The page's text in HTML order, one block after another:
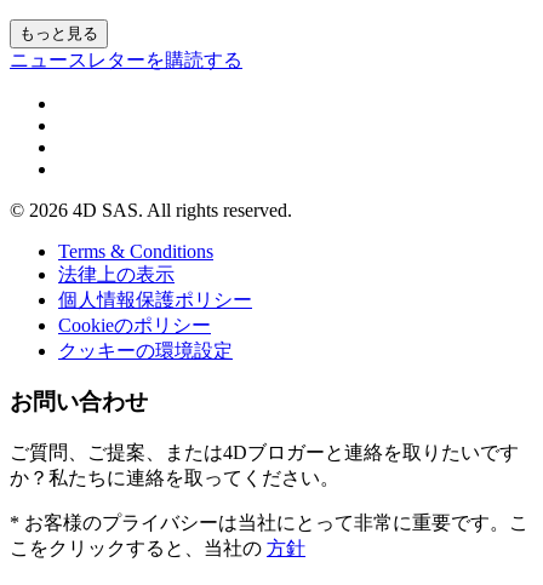
もっと見る
ニュースレターを購読する
© 2026 4D SAS. All rights reserved.
Terms & Conditions
法律上の表示
個人情報保護ポリシー
Cookieのポリシー
クッキーの環境設定
お問い合わせ
ご質問、ご提案、または4Dブロガーと連絡を取りたいです
か？私たちに連絡を取ってください。
* お客様のプライバシーは当社にとって非常に重要です。こ
こをクリックすると、当社の 方針